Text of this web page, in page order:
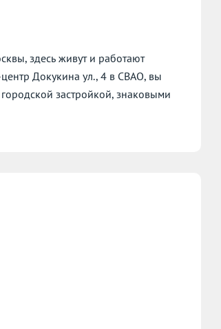
здесь живут и работают
Докукина ул., 4 в СВАО, вы
застройкой, знаковыми